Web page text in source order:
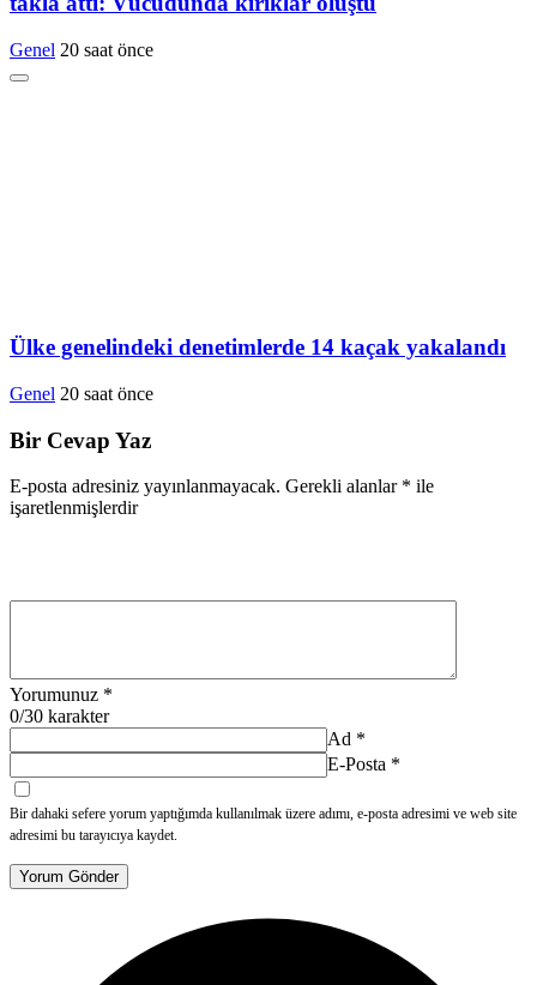
Genel 20 saat önce
Ülke genelindeki denetimlerde 14 kaçak yakalandı
Genel 20 saat önce
Bir Cevap Yaz
E-posta adresiniz yayınlanmayacak. Gerekli alanlar * ile
işaretlenmişlerdir
Yorumunuz *
0/30 karakter
Ad *
E-Posta *
Bir dahaki sefere yorum yaptığımda kullanılmak üzere adımı, e-posta adresimi ve web site
adresimi bu tarayıcıya kaydet.
Yorum Gönder